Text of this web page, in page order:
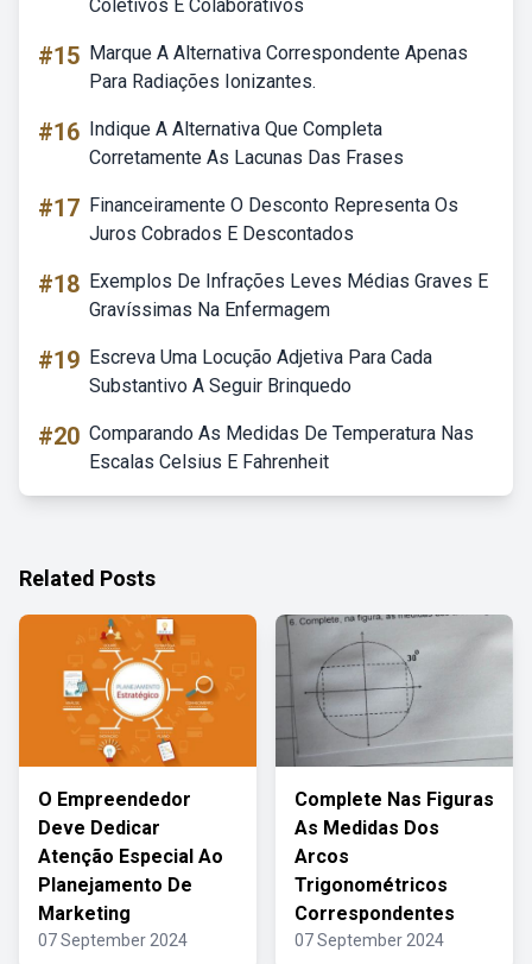
Coletivos E Colaborativos
#15 Marque A Alternativa Correspondente Apenas
Para Radiações Ionizantes.
#16 Indique A Alternativa Que Completa
Corretamente As Lacunas Das Frases
#17 Financeiramente O Desconto Representa Os
Juros Cobrados E Descontados
#18 Exemplos De Infrações Leves Médias Graves E
Gravíssimas Na Enfermagem
#19 Escreva Uma Locução Adjetiva Para Cada
Substantivo A Seguir Brinquedo
#20 Comparando As Medidas De Temperatura Nas
Escalas Celsius E Fahrenheit
Related Posts
O Empreendedor
Deve Dedicar
Atenção Especial Ao
Planejamento De
Marketing
07 September 2024
Complete Nas Figuras
As Medidas Dos
Arcos
Trigonométricos
Correspondentes
07 September 2024